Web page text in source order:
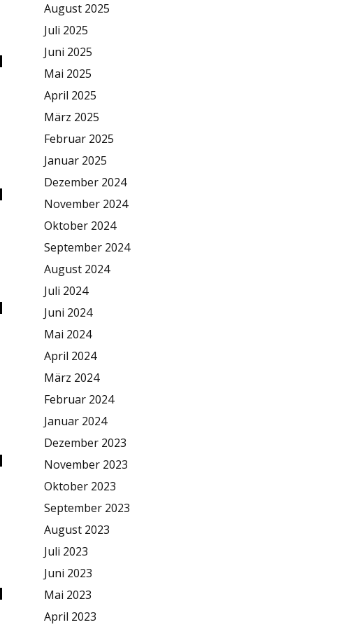
August 2025
Juli 2025
Juni 2025
Mai 2025
April 2025
März 2025
Februar 2025
Januar 2025
Dezember 2024
November 2024
Oktober 2024
September 2024
August 2024
Juli 2024
Juni 2024
Mai 2024
April 2024
März 2024
Februar 2024
Januar 2024
Dezember 2023
November 2023
Oktober 2023
September 2023
August 2023
Juli 2023
Juni 2023
Mai 2023
April 2023